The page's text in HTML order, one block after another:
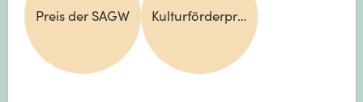
Preis der SAGW Kulturförderpreis